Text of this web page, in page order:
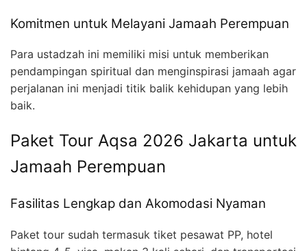
Komitmen untuk Melayani Jamaah Perempuan
Para ustadzah ini memiliki misi untuk memberikan
pendampingan spiritual dan menginspirasi jamaah agar
perjalanan ini menjadi titik balik kehidupan yang lebih
baik.
Paket Tour Aqsa 2026 Jakarta untuk
Jamaah Perempuan
Fasilitas Lengkap dan Akomodasi Nyaman
Paket tour sudah termasuk tiket pesawat PP, hotel